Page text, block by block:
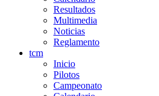
Resultados
Multimedia
Noticias
Reglamento
tcm
Inicio
Pilotos
Campeonato